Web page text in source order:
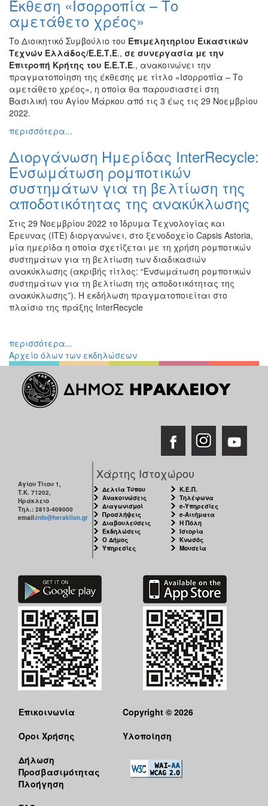
Ζωγραφική
Φωτογραφία
Τραγούδι
Μουσική
Κινηματογράφος
Χορός
Παζάρι
Συνέδρια
Ημερίδες
-
Διημερίδες
Σεμινάρια-
Διαλέξεις-
Ομιλίες
Διάφορες
Εκθέσεις
Εκδηλώσεις
για
Άλλες
Εκδηλώσεις
ΠΟΛΙΤΙΣΜΟΣ
ΑΝΘΕΚΤΙΚΗ
Έκθεση «Ισορροπία – Το
αμετάθετο χρέος»
Το Διοικητικό Συμβούλιο του Επιμελητηρίου Εικαστικών
Τεχνών Ελλάδος/Ε.Ε.Τ.Ε., σε συνεργασία με την
Επιτροπή Κρήτης του Ε.Ε.Τ.Ε., ανακοινώνει την
πραγματοποίηση της έκθεσης με τίτλο «Ισορροπία – Το
αμετάθετο χρέος», η οποία θα παρουσιαστεί στη
Βασιλική του Αγίου Μάρκου από τις 3 έως τις 29 Νοεμβρίου
2022.
περισσότερα...
Διοργάνωση Ημερίδας InterRecycle:
Ενσωμάτωση ρομποτικών
συστημάτων για τη βελτίωση της
αποδοτικότητας της ανακύκλωσης
Στις 29 Νοεμβρίου 2022 το Ίδρυμα Τεχνολογίας και
Έρευνας (ΙΤΕ) διοργανώνει, στο ξενοδοχείο Capsis Astoria,
μία ημερίδα η οποία σχετίζεται με τη χρήση ρομποτικών
συστημάτων για τη βελτίωση των διαδικασιών
ανακύκλωσης (ακριβής τίτλος: “Ενσωμάτωση ρομποτικών
συστημάτων για τη βελτίωση της αποδοτικότητας της
ανακύκλωσης”). Η εκδήλωση πραγματοποιείται στο
πλαίσιο της πράξης InterRecycle
περισσότερα...
Αρχείο όλων των εκδηλώσεων
Αγίου Τίτου 1,
Τ.Κ. 71202,
Ηράκλειο
Τηλ.: 2813-409000
email:info@heraklion.gr
Χάρτης Ιστοχώρου
Δελτία Τύπου
Ανακοινώσεις
Διαγωνισμοί
Προσλήψεις
Διαβουλεύσεις
Εκδηλώσεις
Ο Δήμος
Υπηρεσίες
Κ.Ε.Π.
Τηλέφωνα
e-Υπηρεσίες
e-Αιτήματα
Η Πόλη
Ιστορία
Κνωσός
Μουσεία
Επικοινωνία
Όροι Χρήσης
Δήλωση
Προσβασιμότητας
Πλοήγηση
Copyright © 2026
Υλοποίηση